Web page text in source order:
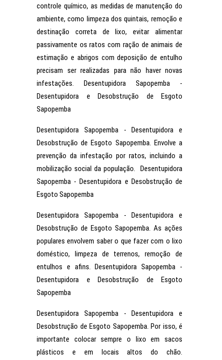
controle químico, as medidas de manutenção do
ambiente, como limpeza dos quintais, remoção e
destinação correta de lixo, evitar alimentar
passivamente os ratos com ração de animais de
estimação e abrigos com deposição de entulho
precisam ser realizadas para não haver novas
infestações. Desentupidora Sapopemba -
Desentupidora e Desobstrução de Esgoto
Sapopemba
Desentupidora Sapopemba - Desentupidora e
Desobstrução de Esgoto Sapopemba. Envolve a
prevenção da infestação por ratos, incluindo a
mobilização social da população. Desentupidora
Sapopemba - Desentupidora e Desobstrução de
Esgoto Sapopemba
Desentupidora Sapopemba - Desentupidora e
Desobstrução de Esgoto Sapopemba. As ações
populares envolvem saber o que fazer com o lixo
doméstico, limpeza de terrenos, remoção de
entulhos e afins. Desentupidora Sapopemba -
Desentupidora e Desobstrução de Esgoto
Sapopemba
Desentupidora Sapopemba - Desentupidora e
Desobstrução de Esgoto Sapopemba. Por isso, é
importante colocar sempre o lixo em sacos
plásticos e em locais altos do chão.